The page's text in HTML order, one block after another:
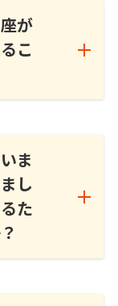
が
こ
ま
し
た